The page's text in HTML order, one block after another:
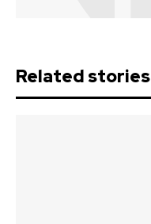
Related stories